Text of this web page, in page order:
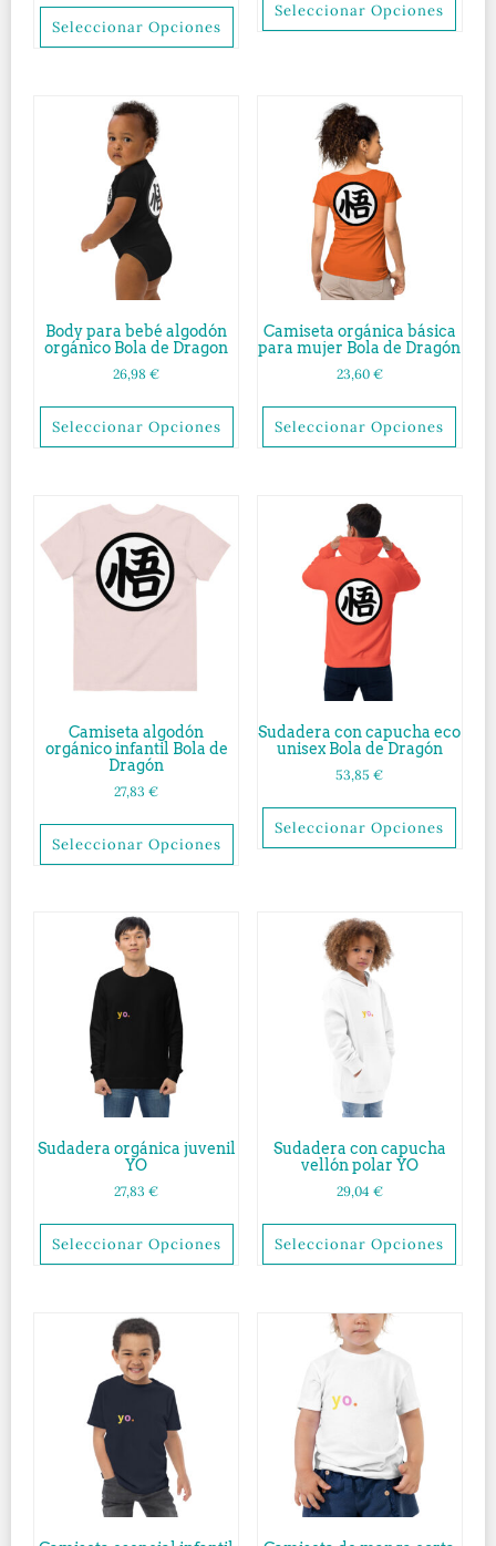
Seleccionar Opciones
Seleccionar Opciones
Body para bebé algodón
orgánico Bola de Dragon
26,98€
Seleccionar Opciones
Camiseta orgánica básica
para mujer Bola de Dragón
23,60 €
Seleccionar Opciones
Camiseta algodón
orgánico infantil Bola de
Dragón
27,83€
Seleccionar Opciones
Sudadera con capucha eco
unisex Bola de Dragón
53,85€
Seleccionar Opciones
Sudadera orgánica juvenil
YO
27,83€
Seleccionar Opciones
Sudadera con capucha
vellón polar YO
29,04 €
Seleccionar Opciones